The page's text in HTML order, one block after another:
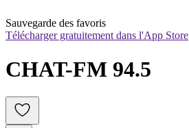
Sauvegarde des favoris
Télécharger gratuitement dans l'App Store
CHAT-FM 94.5